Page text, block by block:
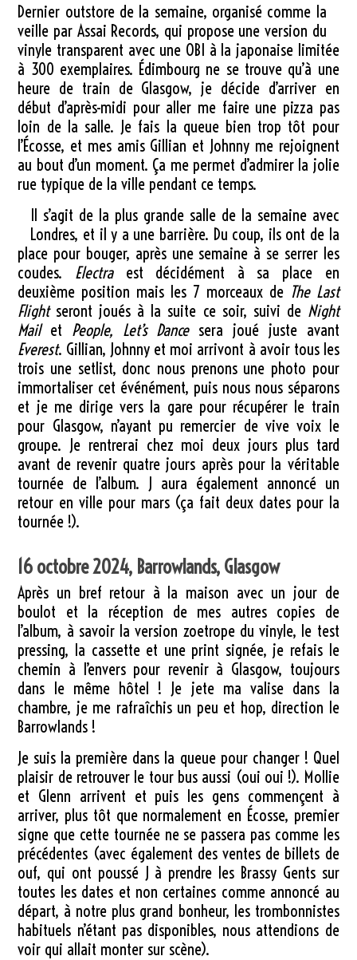
Dernier outstore de la semaine, organisé comme la
veille par Assai Records, qui propose une version du
vinyle transparent avec une OBI à la japonaise limitée
à 300 exemplaires. Édimbourg ne se trouve qu’à une
heure de train de Glasgow, je décide d’arriver en
début d’après-midi pour aller me faire une pizza pas
loin de la salle. Je fais la queue bien trop tôt pour
l’Écosse, et mes amis Gillian et Johnny me rejoignent
au bout d’un moment. Ça me permet d’admirer la jolie
rue typique de la ville pendant ce temps.
Il s’agit de la plus grande salle de la semaine avec
Londres, et il y a une barrière. Du coup, ils ont de la
place pour bouger, après une semaine à se serrer les
coudes. Electraest décidément à sa place en
deuxième position mais les 7 morceaux de The Last
Flightseront joués à la suite ce soir, suivi de Night
Mailet People, Let’s Dancesera joué juste avant
Everest. Gillian, Johnny et moi arrivont à avoir tous les
trois une setlist, donc nous prenons une photo pour
immortaliser cet événément, puis nous nous séparons
et je me dirige vers la gare pour récupérer le train
pour Glasgow, n’ayant pu remercier de vive voix le
groupe. Je rentrerai chez moi deux jours plus tard
avant de revenir quatre jours après pour la véritable
tournée de l’album. J aura également annoncé un
retour en ville pour mars (ça fait deux dates pour la
tournée !).
16 octobre 2024, Barrowlands, Glasgow
Après un bref retour à la maison avec un jour de
boulot et la réception de mes autres copies de
l’album, à savoir la version zoetrope du vinyle, le test
pressing, la cassette et une print signée, je refais le
chemin à l’envers pour revenir à Glasgow, toujours
dans le même hôtel ! Je jete ma valise dans la
chambre, je me rafraîchis un peu et hop, direction le
Barrowlands !
Je suis la première dans la queue pour changer ! Quel
plaisir de retrouver le tour bus aussi (oui oui !). Mollie
et Glenn arrivent et puis les gens commençent à
arriver, plus tôt que normalement en Écosse, premier
signe que cette tournée ne se passera pas comme les
précédentes (avec également des ventes de billets de
ouf, qui ont poussé J à prendre les Brassy Gents sur
toutes les dates et non certaines comme annoncé au
départ, à notre plus grand bonheur, les trombonnistes
habituels n’étant pas disponibles, nous attendions de
voir qui allait monter sur scène).